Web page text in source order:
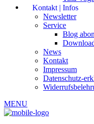
Kontakt | Infos
Newsletter
Service
Blog
News
Kontakt
Impressum
Datenschutz-
MENU